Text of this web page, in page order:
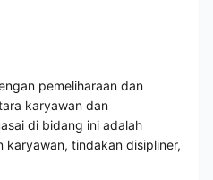
pemeliharaan dan
karyawan dan
di bidang ini adalah
karyawan, tindakan disipliner,